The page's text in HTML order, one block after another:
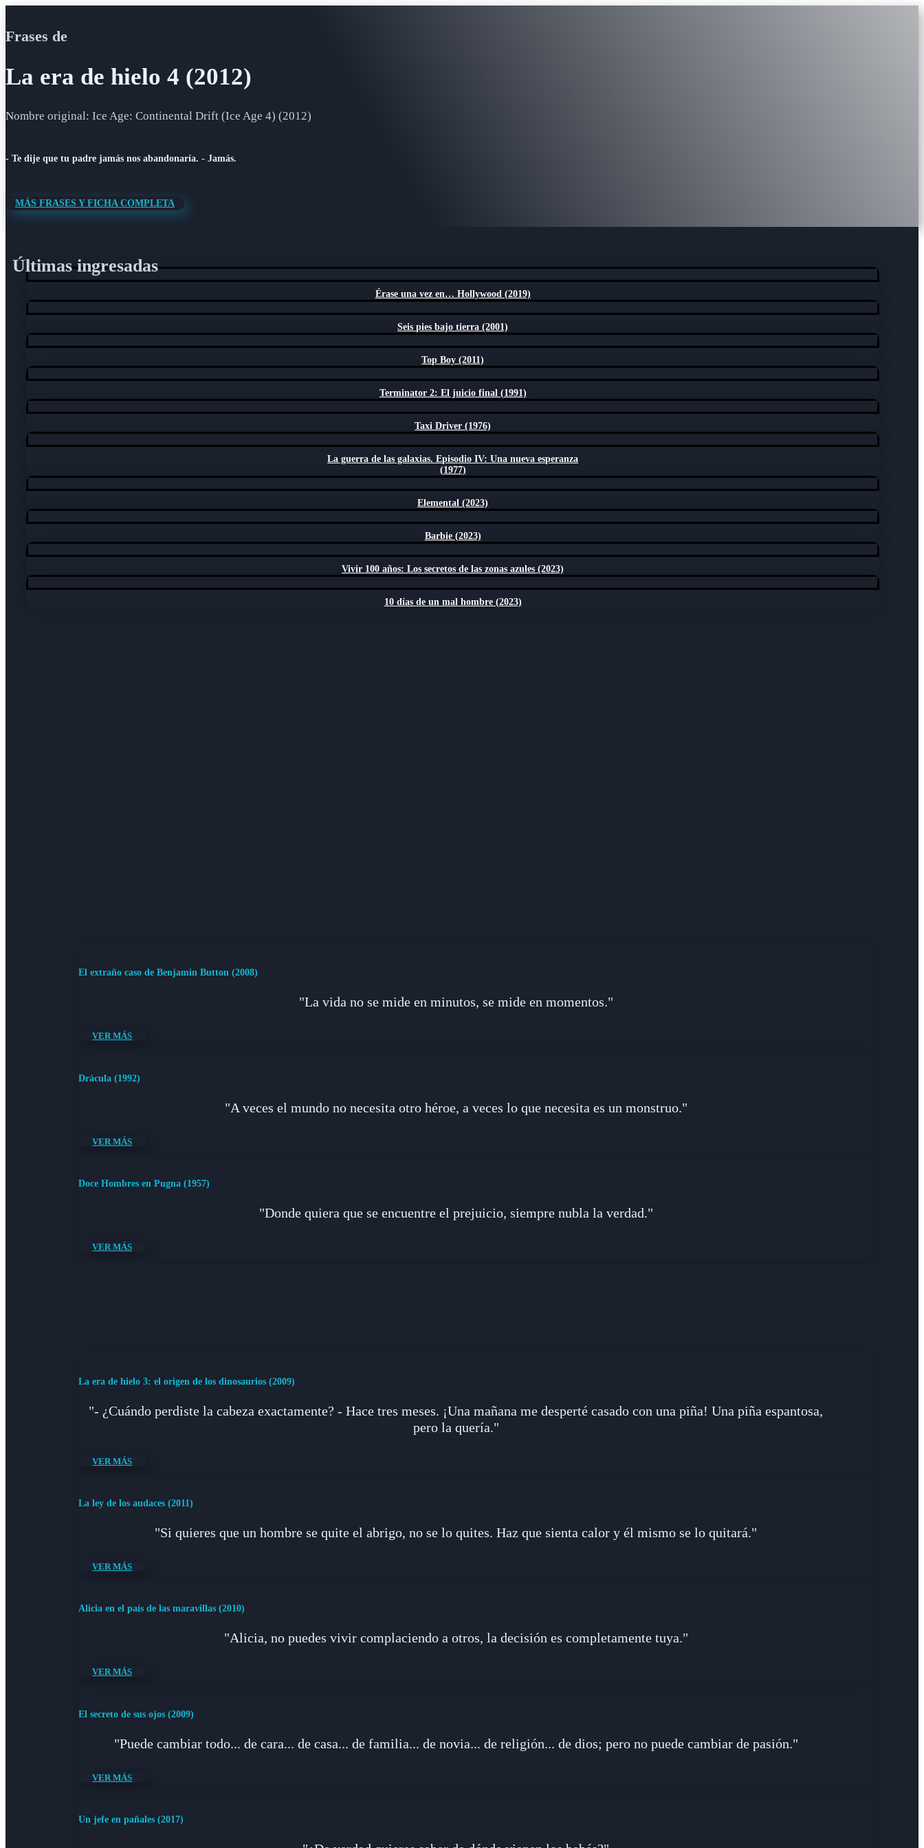
Frases de
La era de hielo 4 (2012)
Nombre original: Ice Age: Continental Drift (Ice Age 4) (2012)
- Te dije que tu padre jamás nos abandonaría. - Jamás.
MÁS FRASES Y FICHA COMPLETA
Últimas ingresadas
Érase una vez en… Hollywood (2019)
Seis pies bajo tierra (2001)
Top Boy (2011)
Terminator 2: El juicio final (1991)
Taxi Driver (1976)
La guerra de las galaxias. Episodio IV: Una nueva esperanza
(1977)
Elemental (2023)
Barbie (2023)
Vivir 100 años: Los secretos de las zonas azules (2023)
10 días de un mal hombre (2023)
El extraño caso de Benjamin Button (2008)
"La vida no se mide en minutos, se mide en momentos."
VER MÁS
Drácula (1992)
"A veces el mundo no necesita otro héroe, a veces lo que necesita es un monstruo."
VER MÁS
Doce Hombres en Pugna (1957)
"Donde quiera que se encuentre el prejuicio, siempre nubla la verdad."
VER MÁS
La era de hielo 3: el origen de los dinosaurios (2009)
"- ¿Cuándo perdiste la cabeza exactamente? - Hace tres meses. ¡Una mañana me desperté casado con una piña! Una piña espantosa,
pero la quería."
VER MÁS
La ley de los audaces (2011)
"Si quieres que un hombre se quite el abrigo, no se lo quites. Haz que sienta calor y él mismo se lo quitará."
VER MÁS
Alicia en el país de las maravillas (2010)
"Alicia, no puedes vivir complaciendo a otros, la decisión es completamente tuya."
VER MÁS
El secreto de sus ojos (2009)
"Puede cambiar todo... de cara... de casa... de familia... de novia... de religión... de dios; pero no puede cambiar de pasión."
VER MÁS
Un jefe en pañales (2017)